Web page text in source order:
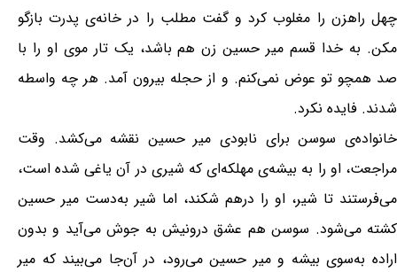
چهل‌ راهزن‌ را مغلوب‌ کرد و گفت‌ مطلب‌ را در خانه‌‌ی پدرت‌ بازگو
مکن‌. به‌ خدا قسم‌ میر حسین‌ زن‌ هم‌ باشد، یک‌ تار موی‌ او را با
صد همچو تو عوض‌ نمی‌کنم‌. و از حجله‌ بیرون‌ آمد. هر چه‌ واسطه‌
شدند. فایده‌ نکرد.
خانواده‌ی‌ سوسن‌ برای‌ نابودی‌ میر حسین‌ نقشه‌ می‌کشد. وقت‌
مراجعت‌، او را به‌ بیشه‌ی‌ مهلکه‌ای‌ که‌ شیری‌ در آن‌ یاغی‌ شده‌ است‌،
می‌فرستند تا شیر، او را درهم‌ شکند، اما شیر به‌دست‌ میر حسین‌
کشته‌ می‌شود. سوسن‌ هم‌ عشق‌ درونیش‌ به‌ جوش‌ می‌آید و بدون‌
اراده‌ به‌سوی‌ بیشه‌ و میر حسین‌ می‌رود، در آن‌جا می‌بیند که‌ میر